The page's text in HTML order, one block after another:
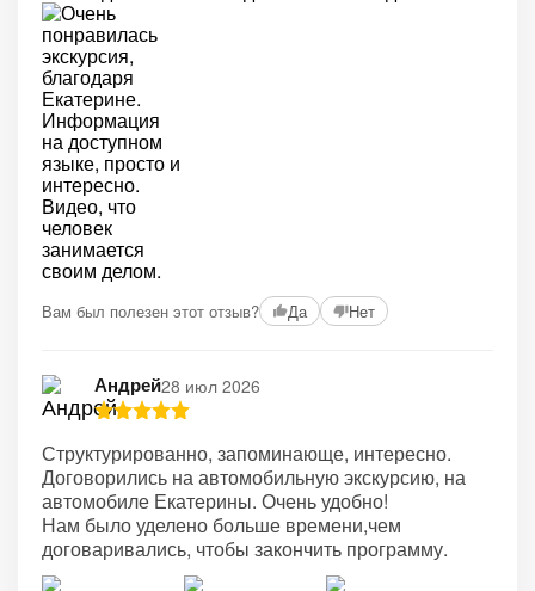
Вам был полезен этот отзыв? Да Нет
Андрей28 июл 2026
Структурированно, запоминающе, интересно.
Договорились на автомобильную экскурсию, на
автомобиле Екатерины. Очень удобно!
Нам было уделено больше времени,чем
договаривались, чтобы закончить программу.